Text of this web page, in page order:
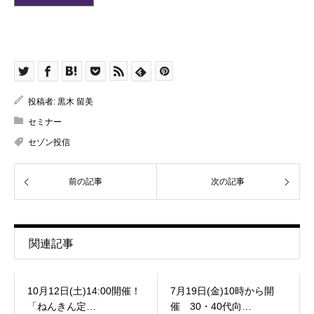
投稿者: 黒木 留美
セミナー
セゾン投信
前の記事 次の記事
関連記事
10月12日(土)14:00開催！
「ねんきん定…
7月19日(金)10時から開
催 30・40代向…